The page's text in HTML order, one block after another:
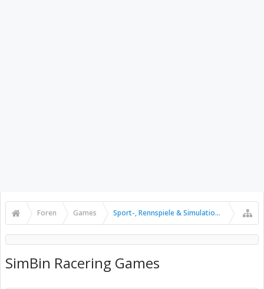
Foren Games Sport-, Rennspiele & Simulationen
SimBin Racering Games